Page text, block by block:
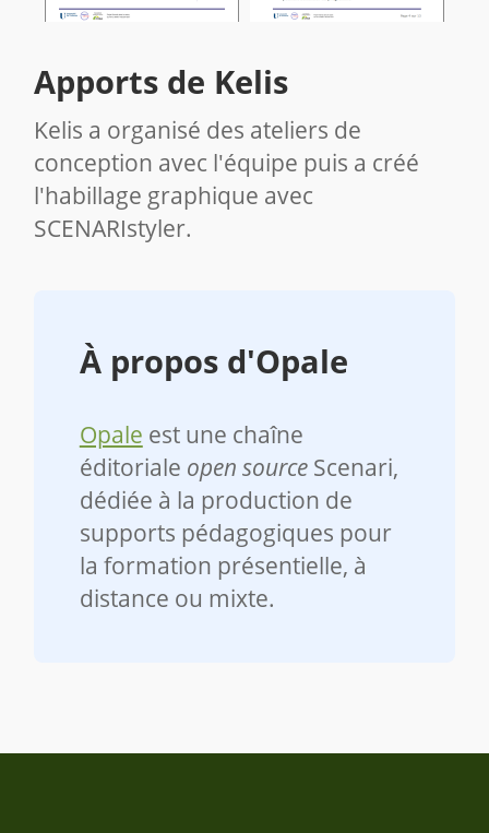
Apports de Kelis
Kelis a organisé des ateliers de
conception avec l'équipe puis a créé
l'habillage graphique avec
SCENARIstyler.
À propos d'Opale
Opale est une chaîne
éditoriale open sourceScenari,
dédiée à la production de
supports pédagogiques pour
la formation présentielle, à
distance ou mixte.